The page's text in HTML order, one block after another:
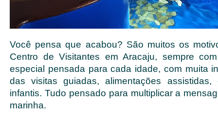
Você pensa que acabou? São muitos os
Centro de Visitantes em Aracaju, sempre
especial pensada para cada idade, com muita
das visitas guiadas, alimentações assistidas,
infantis. Tudo pensado para multiplicar a
marinha.